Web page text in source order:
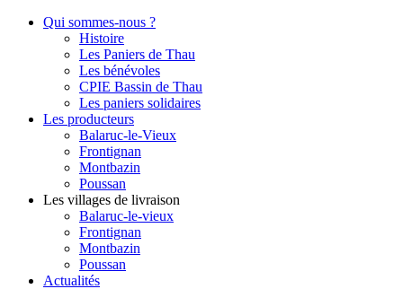
Qui sommes-nous ?
Histoire
Les Paniers de Thau
Les bénévoles
CPIE Bassin de Thau
Les paniers solidaires
Les producteurs
Balaruc-le-Vieux
Frontignan
Montbazin
Poussan
Les villages de livraison
Balaruc-le-vieux
Frontignan
Montbazin
Poussan
Actualités